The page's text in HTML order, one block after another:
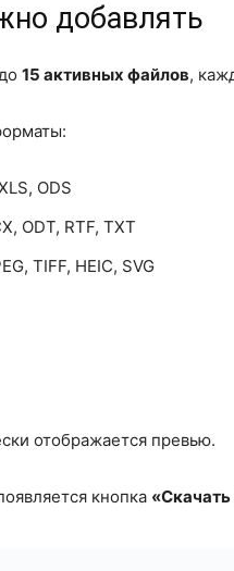
добавлять
15 активных файлов,
ODS
ODT, RTF, TXT
TIFF, HEIC, SVG
отображается превью.
кнопка